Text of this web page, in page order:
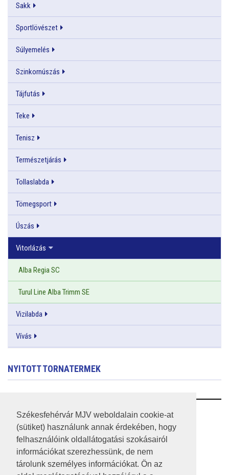
Székesfehérvár MJV weboldalain cookie-at
(sütiket) használunk annak érdekében, hogy
felhasználóink oldallátogatási szokásairól
információkat szerezhessünk, de nem
tárolunk személyes információkat. Ön az
Sakk
Sportlövészet
Súlyemelés
Szinkornúszás
Tájfutás
Teke
Tenisz
Természetjárás
Tollaslabda
Tömegsport
Úszás
Vitorlázás
Alba Regia SC
Turul Line Alba Trimm SE
Vizilabda
Vívás
NYITOTT TORNATERMEK
RSS
A HONLAP 2017.03.31-I ÁLLAPOTA
JOGI NYILATKOZAT